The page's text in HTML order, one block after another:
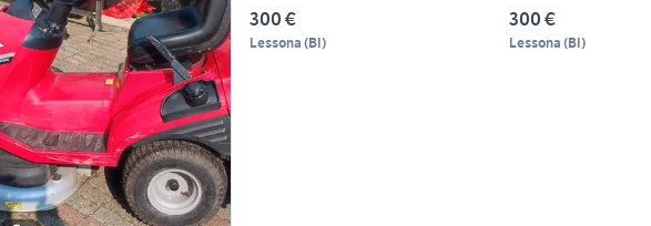
300 €
Lessona (BI)
300 €
Lessona (BI)